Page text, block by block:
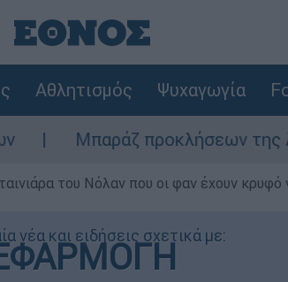
Αθλητισμός Ψυχαγωγία
της Άγκυρας στο
του Νόλαν που οι φαν έχουν κρυφό
νέα και ειδήσεις σχετικά με: